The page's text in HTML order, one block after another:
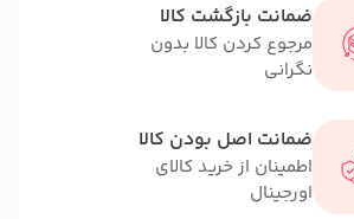
ضمانت بازگشت کالا
مرجوع کردن کالا بدون
نگرانی
ضمانت اصل بودن کالا
اطمینان از خرید کالای
اورجینال